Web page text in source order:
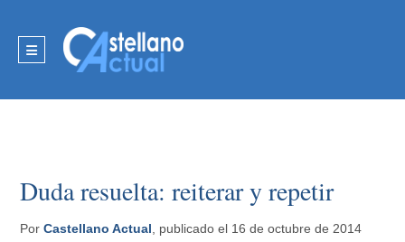
Duda resuelta: reiterar y repetir
PorCastellano Actual , publicado el 16 de octubre de 2014